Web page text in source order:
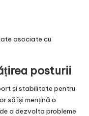
asociate cu
posturii
și stabilitate pentru
să își mențină o
a dezvolta probleme